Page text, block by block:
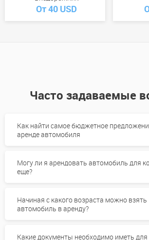
От 40 USD
Часто задаваемые
Как найти самое бюджетное
аренде автомобиля
Могу ли я арендовать автомобиль для
еще?
Начиная с какого возраста можно взять
автомобиль в аренду?
Какие документы необходимо иметь для